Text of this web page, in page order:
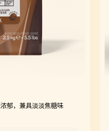
郁，兼具淡淡焦糖味